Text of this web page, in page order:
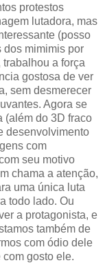
protestos
lutadora, mas
(posso
dos mimimis por
a força
gostosa de ver
sem desmerecer
Agora se
(além do 3D fraco
desenvolvimento
com
seu motivo
chama a atenção,
uma única luta
todo lado. Ou
a protagonista, e
também de
com ódio dele
gosto ele.